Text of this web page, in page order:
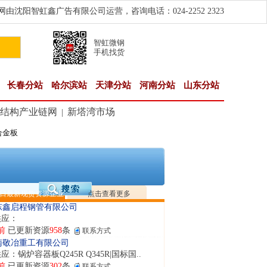
由沈阳智虹鑫广告有限公司运营，咨询电话：024-2252 2323
智虹微钢
手机找货
长春分站 哈尔滨站 天津分站 河南分站 山东分站
构产业链网 新塔湾市场
金板
最新现货资源企业 点击查看更多
钢管制造有限公司
：无缝管|合金管|圆钢|精密光亮管|马氏体..
：低合金板|高强度板|Z向板|
已更新资源254条 联系方式
鑫启程钢管有限公司
：
已更新资源958条 联系方式
敬冶重工有限公司
：锅炉容器板Q245R Q345R|国标国..